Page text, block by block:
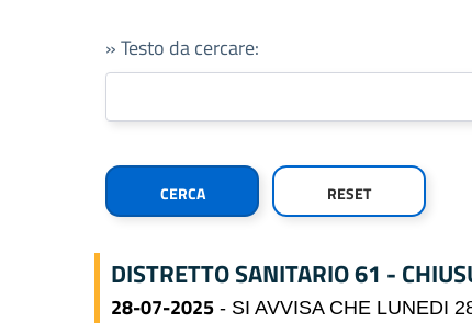
» Testo da cercare:
DISTRETTO SANITARIO 61 -
28-07-2025 - SI AVVISA CHE LUNEDI